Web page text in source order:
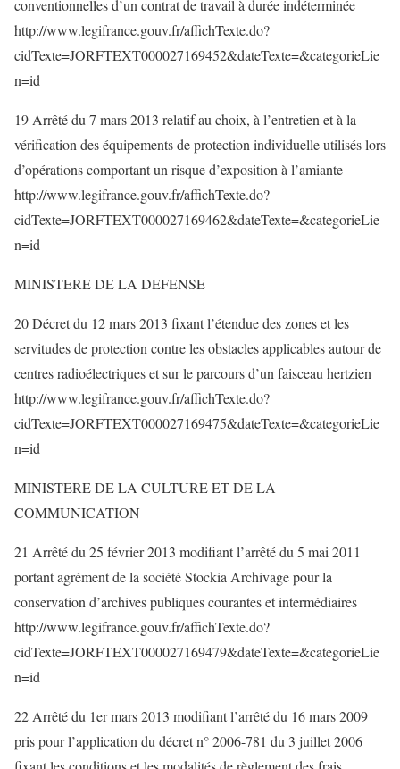
conventionnelles d’un contrat de travail à durée indéterminée
http://www.legifrance.gouv.fr/affichTexte.do?
cidTexte=JORFTEXT000027169452&dateTexte=&categorieLie
n=id
19 Arrêté du 7 mars 2013 relatif au choix, à l’entretien et à la
vérification des équipements de protection individuelle utilisés lors
d’opérations comportant un risque d’exposition à l’amiante
http://www.legifrance.gouv.fr/affichTexte.do?
cidTexte=JORFTEXT000027169462&dateTexte=&categorieLie
n=id
MINISTERE DE LA DEFENSE
20 Décret du 12 mars 2013 fixant l’étendue des zones et les
servitudes de protection contre les obstacles applicables autour de
centres radioélectriques et sur le parcours d’un faisceau hertzien
http://www.legifrance.gouv.fr/affichTexte.do?
cidTexte=JORFTEXT000027169475&dateTexte=&categorieLie
n=id
MINISTERE DE LA CULTURE ET DE LA
COMMUNICATION
21 Arrêté du 25 février 2013 modifiant l’arrêté du 5 mai 2011
portant agrément de la société Stockia Archivage pour la
conservation d’archives publiques courantes et intermédiaires
http://www.legifrance.gouv.fr/affichTexte.do?
cidTexte=JORFTEXT000027169479&dateTexte=&categorieLie
n=id
22 Arrêté du 1er mars 2013 modifiant l’arrêté du 16 mars 2009
pris pour l’application du décret n° 2006-781 du 3 juillet 2006